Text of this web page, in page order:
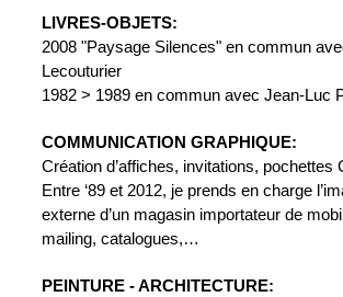
LIVRES-OBJETS:
2008 "Paysage Silences" en commun
Lecouturier
1982 > 1989 en commun avec Jean-Luc
COMMUNICATION GRAPHIQUE:
Création d’affiches, invitations, pochettes
Entre ‘89 et 2012, je prends en charge
externe d’un magasin importateur de
mailing, catalogues,…
PEINTURE - ARCHITECTURE: